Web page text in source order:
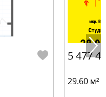
5 477
29.60 м²